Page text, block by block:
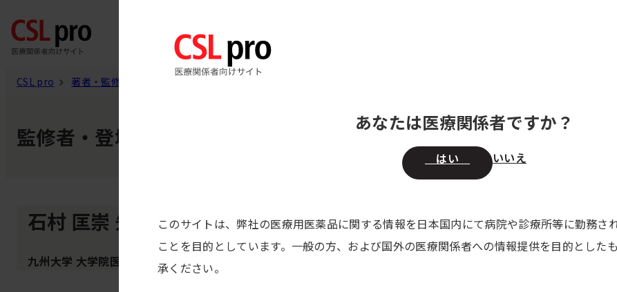
CSL pro 著者・監修者
監修者・登壇者・著者
石村 匡崇 先生
九州大学 大学院医学研究院 成長発達医学 講師
あなたは医療関係者ですか？
はい いいえ
このサイトは、弊社の医療用医薬品に関する情報を日本国内にて病院や診療所等に勤務さ
ことを目的としています。一般の方、および国外の医療関係者への情報提供を目的とした
承ください。